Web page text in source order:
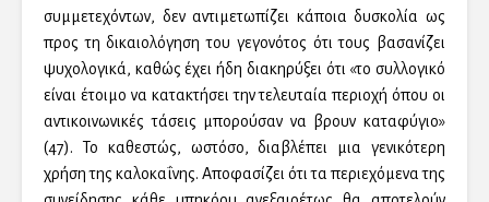
συμμετεχόντων, δεν αντιμετωπίζει κάποια δυσκολία ως
προς τη δικαιολόγηση του γεγονότος ότι τους βασανίζει
ψυχολογικά, καθώς έχει ήδη διακηρύξει ότι «το συλλογικό
είναι έτοιμο να κατακτήσει την τελευταία περιοχή όπου οι
αντικοινωνικές τάσεις μπορούσαν να βρουν καταφύγιο»
(47). Το καθεστώς, ωστόσο, διαβλέπει μια γενικότερη
χρήση της καλοκαΐνης. Αποφασίζει ότι τα περιεχόμενα της